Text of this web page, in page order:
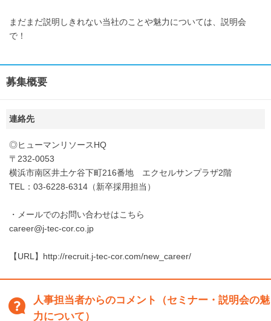
まだまだ説明しきれない当社のことや魅力については、説明会
で！
募集概要
連絡先
◎ヒューマンリソースHQ
〒232-0053
横浜市南区井土ケ谷下町216番地 エクセルサンプラザ2階
TEL：03-6228-6314（新卒採用担当）
・メールでのお問い合わせはこちら
career@j-tec-cor.co.jp
【URL】http://recruit.j-tec-cor.com/new_career/
人事担当者からのコメント（セミナー・説明会の魅
力について）